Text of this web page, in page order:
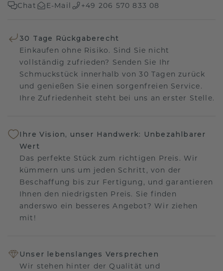
Chat E-Mail +49 206 570 833 08
30 Tage Rückgaberecht
Einkaufen ohne Risiko. Sind Sie nicht
vollständig zufrieden? Senden Sie Ihr
Schmuckstück innerhalb von 30 Tagen zurück
und genießen Sie einen sorgenfreien Service.
Ihre Zufriedenheit steht bei uns an erster Stelle.
Ihre Vision, unser Handwerk: Unbezahlbarer
Wert
Das perfekte Stück zum richtigen Preis. Wir
kümmern uns um jeden Schritt, von der
Beschaffung bis zur Fertigung, und garantieren
Ihnen den niedrigsten Preis. Sie finden
anderswo ein besseres Angebot? Wir ziehen
mit!
Unser lebenslanges Versprechen
Wir stehen hinter der Qualität und